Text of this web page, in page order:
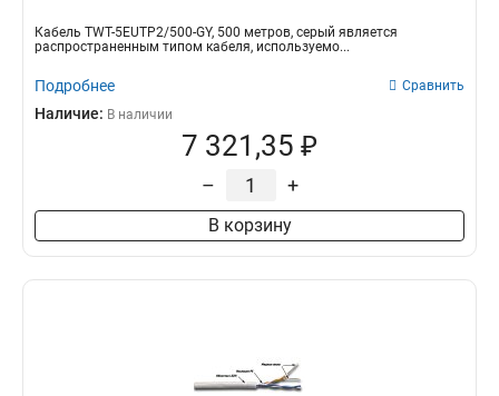
Кабель TWT-5EUTP2/500-GY, 500 метров, серый является
распространенным типом кабеля, используемо...
Подробнее Сравнить
Наличие: В наличии
7 321,35 ₽
– +
В корзину